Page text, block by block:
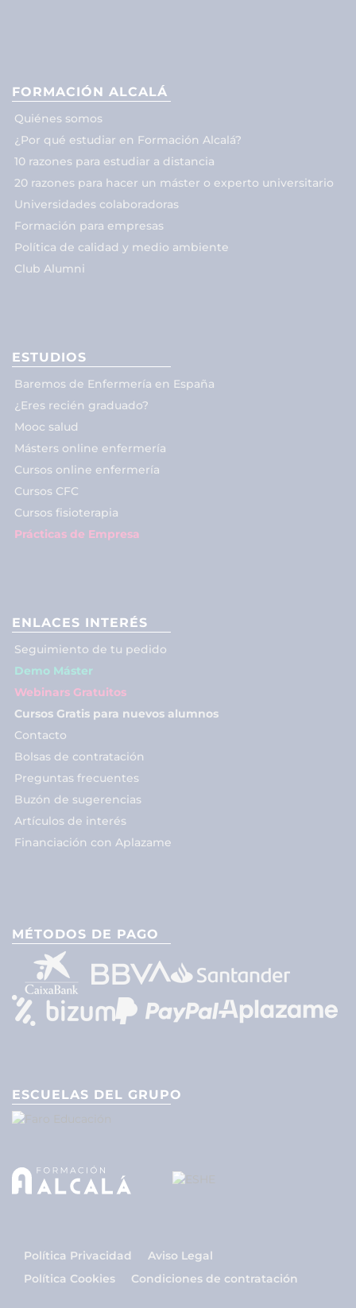
FORMACIÓN ALCALÁ
Quiénes somos
¿Por qué estudiar en Formación Alcalá?
10 razones para estudiar a distancia
20 razones para hacer un máster o experto universitario
Universidades colaboradoras
Formación para empresas
Política de calidad y medio ambiente
Club Alumni
ESTUDIOS
Baremos de Enfermería en España
¿Eres recién graduado?
Mooc salud
Másters online enfermería
Cursos online enfermería
Cursos CFC
Cursos fisioterapia
Prácticas de Empresa
ENLACES INTERÉS
Seguimiento de tu pedido
Demo Máster
Webinars Gratuitos
Cursos Gratis para nuevos alumnos
Contacto
Bolsas de contratación
Preguntas frecuentes
Buzón de sugerencias
Artículos de interés
Financiación con Aplazame
MÉTODOS DE PAGO
ESCUELAS DEL GRUPO
Política Privacidad
Aviso Legal
Política Cookies
Condiciones de contratación